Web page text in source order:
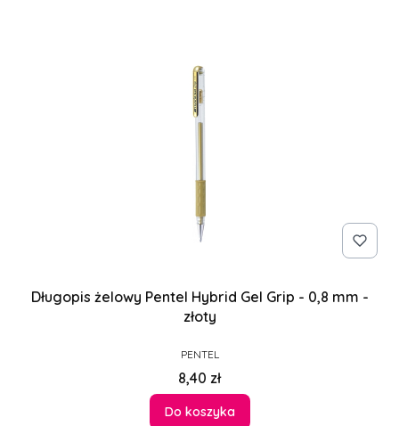
Długopis żelowy Pentel Hybrid Gel Grip - 0,8 mm -
złoty
PRODUCENT
PENTEL
Cena
8,40 zł
Do koszyka